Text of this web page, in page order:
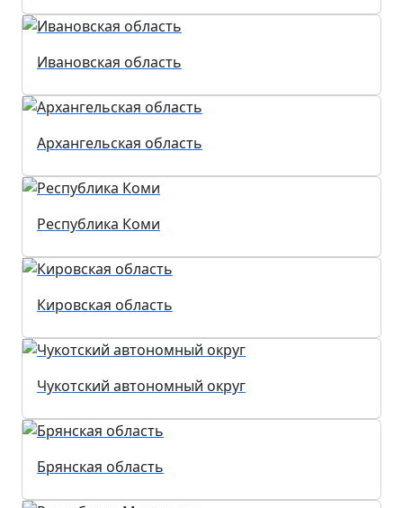
Ивановская область
Архангельская область
Республика Коми
Кировская область
Чукотский автономный округ
Брянская область